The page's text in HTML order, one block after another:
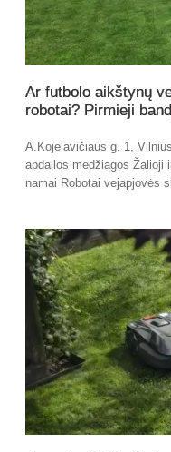
Ar futbolo aikštynų
robotai? Pirmieji
A.Kojelavičiaus g. 1,
apdailos medžiagos Žalioji
namai Robotai vejapjovės